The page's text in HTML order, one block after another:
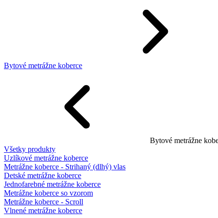
Bytové metrážne koberce
Bytové metrážne
Všetky produkty
Uzlíkové metrážne koberce
Metrážne koberce - Strihaný (dlhý) vlas
Detské metrážne koberce
Jednofarebné metrážne koberce
Metrážne koberce so vzorom
Metrážne koberce - Scroll
Vlnené metrážne koberce